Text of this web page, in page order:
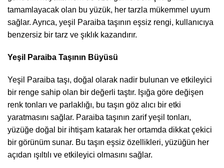
tamamlayacak olan bu yüzük, her tarzla mükemmel uyum
sağlar. Ayrıca, yeşil Paraiba taşının eşsiz rengi, kullanıcıya
benzersiz bir tarz ve şıklık kazandırır.
Yeşil Paraiba Taşının Büyüsü
Yeşil Paraiba taşı, doğal olarak nadir bulunan ve etkileyici
bir renge sahip olan bir değerli taştır. Işığa göre değişen
renk tonları ve parlaklığı, bu taşın göz alıcı bir etki
yaratmasını sağlar. Paraiba taşının zarif yeşil tonları,
yüzüğe doğal bir ihtişam katarak her ortamda dikkat çekici
bir görünüm sunar. Bu taşın eşsiz özellikleri, yüzüğün her
açıdan ışıltılı ve etkileyici olmasını sağlar.